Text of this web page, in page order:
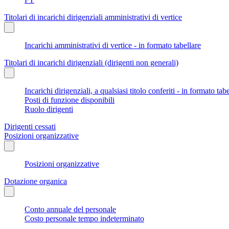
Titolari di incarichi dirigenziali amministrativi di vertice
Incarichi amministrativi di vertice - in formato tabellare
Titolari di incarichi dirigenziali (dirigenti non generali)
Incarichi dirigenziali, a qualsiasi titolo conferiti - in formato
Posti di funzione disponibili
Ruolo dirigenti
Dirigenti cessati
Posizioni organizzative
Posizioni organizzative
Dotazione organica
Conto annuale del personale
Costo personale tempo indeterminato